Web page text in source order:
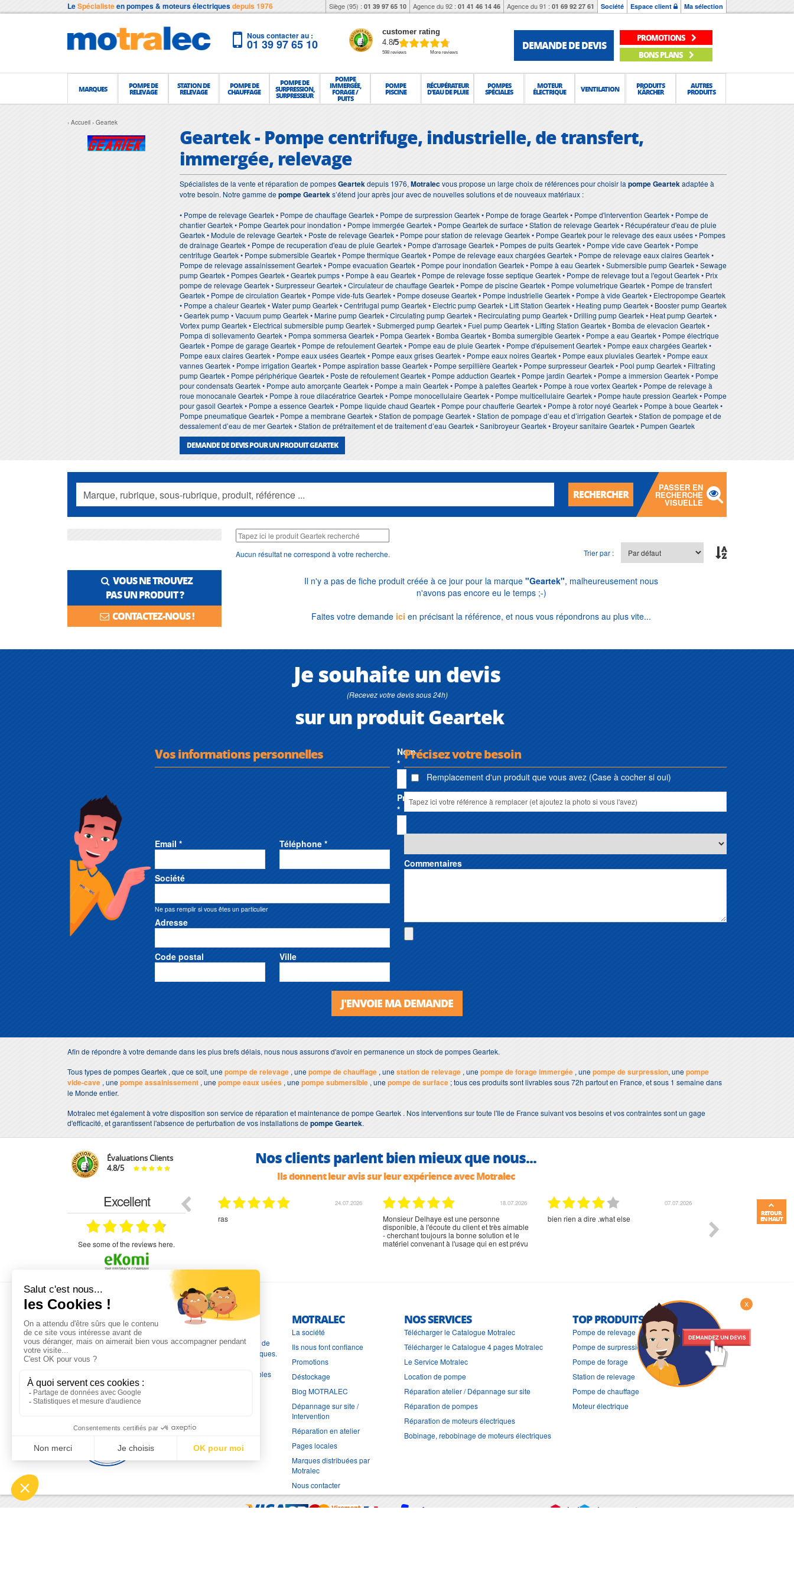
LeSpécialisteen pompes & moteurs électriquesdepuis 1976 Siège (95) : 01 39 97 65 10 Agence du 92 : 01 41 46 14 46 Agence du 91 : 01 69 92 27 61 Société Espace client Ma sélection
Nous contacter au :
01 39 97 65 10
customer rating
4.8/5
598 reviews More reviews
DEMANDE DE DEVIS
PROMOTIONS
BONS PLANS
MARQUES POMPE DE
RELEVAGE
STATION DE
RELEVAGE
POMPE DE
CHAUFFAGE
POMPE DE
SURPRESSION,
SURPRESSEUR
POMPE
IMMERGÉE,
FORAGE /
PUITS
POMPE
PISCINE
RÉCUPÉRATEUR
D'EAU DE PLUIE
POMPES
SPÉCIALES
MOTEUR
ÉLECTRIQUE VENTILATION PRODUITS
KÄRCHER
AUTRES
PRODUITS
Accueil Geartek
Geartek - Pompe centrifuge, industrielle, de transfert,
immergée, relevage
Spécialistes de la vente et réparation de pompesGeartekdepuis 1976, Motralecvous propose un large choix de références pour choisir la pompe Geartekadaptée à
votre besoin. Notre gamme depompe Gearteks’étend jour après jour avec de nouvelles solutions et de nouveaux matériaux :
• Pompe de relevage Geartek • Pompe de chauffage Geartek • Pompe de surpression Geartek • Pompe de forage Geartek • Pompe d'intervention Geartek • Pompe de
chantier Geartek • Pompe Geartek pour inondation • Pompe immergée Geartek • Pompe Geartek de surface • Station de relevage Geartek • Récupérateur d'eau de pluie
Geartek • Module de relevage Geartek • Poste de relevage Geartek • Pompe pour station de relevage Geartek • Pompe Geartek pour le relevage des eaux usées • Pompes
de drainage Geartek • Pompe de recuperation d'eau de pluie Geartek • Pompe d'arrosage Geartek • Pompes de puits Geartek • Pompe vide cave Geartek • Pompe
centrifuge Geartek • Pompe submersible Geartek • Pompe thermique Geartek • Pompe de relevage eaux chargées Geartek • Pompe de relevage eaux claires Geartek •
Pompe de relevage assainissement Geartek • Pompe evacuation Geartek • Pompe pour inondation Geartek • Pompe à eau Geartek • Submersible pump Geartek • Sewage
pump Geartek • Pompes Geartek • Geartek pumps • Pompe à eau Geartek • Pompe de relevage fosse septique Geartek • Pompe de relevage tout a l'egout Geartek • Prix
pompe de relevage Geartek • Surpresseur Geartek • Circulateur de chauffage Geartek • Pompe de piscine Geartek • Pompe volumetrique Geartek • Pompe de transfert
Geartek • Pompe de circulation Geartek • Pompe vide-futs Geartek • Pompe doseuse Geartek • Pompe industrielle Geartek • Pompe à vide Geartek • Electropompe Geartek
• Pompe a chaleur Geartek • Water pump Geartek • Centrifugal pump Geartek • Electric pump Geartek • Lift Station Geartek • Heating pump Geartek • Booster pump Geartek
• Geartek pump • Vacuum pump Geartek • Marine pump Geartek • Circulating pump Geartek • Recirculating pump Geartek • Drilling pump Geartek • Heat pump Geartek •
Vortex pump Geartek • Electrical submersible pump Geartek • Submerged pump Geartek • Fuel pump Geartek • Lifting Station Geartek • Bomba de elevacion Geartek •
Pompa di sollevamento Geartek • Pompa sommersa Geartek • Pompa Geartek • Bomba Geartek • Bomba sumergible Geartek • Pompe a eau Geartek • Pompe électrique
Geartek • Pompe de garage Geartek • Pompe de refoulement Geartek • Pompe eau de pluie Geartek • Pompe d'épuisement Geartek • Pompe eaux chargées Geartek •
Pompe eaux claires Geartek • Pompe eaux usées Geartek • Pompe eaux grises Geartek • Pompe eaux noires Geartek • Pompe eaux pluviales Geartek • Pompe eaux
vannes Geartek • Pompe irrigation Geartek • Pompe aspiration basse Geartek • Pompe serpillière Geartek • Pompe surpresseur Geartek • Pool pump Geartek • Filtrating
pump Geartek • Pompe périphérique Geartek • Poste de refoulement Geartek • Pompe adduction Geartek • Pompe jardin Geartek • Pompe a immersion Geartek • Pompe
pour condensats Geartek • Pompe auto amorçante Geartek • Pompe a main Geartek • Pompe à palettes Geartek • Pompe à roue vortex Geartek • Pompe de relevage à
roue monocanale Geartek • Pompe à roue dilacératrice Geartek • Pompe monocellulaire Geartek • Pompe multicellulaire Geartek • Pompe haute pression Geartek • Pompe
pour gasoil Geartek • Pompe a essence Geartek • Pompe liquide chaud Geartek • Pompe pour chaufferie Geartek • Pompe à rotor noyé Geartek • Pompe à boue Geartek •
Pompe pneumatique Geartek • Pompe a membrane Geartek • Station de pompage Geartek • Station de pompage d’eau et d’irrigation Geartek • Station de pompage et de
dessalement d’eau de mer Geartek • Station de prétraitement et de traitement d’eau Geartek • Sanibroyeur Geartek • Broyeur sanitaire Geartek • Pumpen Geartek
DEMANDE DE DEVIS POUR UN PRODUIT GEARTEK
RECHERCHER
PASSER EN
RECHERCHE
VISUELLE
VOUS NE TROUVEZ
PAS UN PRODUIT ?
CONTACTEZ-NOUS !
Aucun résultat ne correspond à votre recherche. Trier par :
Il n'y a pas de fiche produit créée à ce jour pour la marque "Geartek", malheureusement nous
n'avons pas encore eu le temps ;-)
Faites votre demande ici en précisant la référence, et nous vous répondrons au plus vite...
Je souhaite un devis
(Recevez votre devis sous 24h)
sur un produit Geartek
Vos informations personnelles
Nom
*
Prénom
*
Email * Téléphone *
Société
Ne pas remplir si vous êtes un particulier
Adresse
Code postal Ville
Précisez votre besoin
Remplacement d'un produit que vous avez (Case à cocher si oui)
Commentaires
J'ENVOIE MA DEMANDE
Afin de répondre à votre demande dans les plus brefs délais, nous nous assurons d'avoir en permanence un stock de pompes Geartek.
Tous types de pompes Geartek , que ce soit, unepompe de relevage , unepompe de chauffage , unestation de relevage , unepompe de forage immergée , unepompe de surpression, unepompe
vide-cave , unepompe assainissement , unepompe eaux usées , unepompe submersible , unepompe de surface ; tous ces produits sont livrables sous 72h partout en France, et sous 1 semaine dans
le Monde entier.
Motralec met également à votre disposition son service de réparation et maintenance de pompe Geartek . Nos interventions sur toute l'Ile de France suivant vos besoins et vos contraintes sont un gage
d'efficacité, et garantissent l'absence de perturbation de vos installations depompe Geartek.
Évaluations Clients
4.8/5 Nos clients parlent bien mieux que nous...
Ils donnent leur avis sur leur expérience avec Motralec
Excellent
see some of the reviews here.
07.07.2026
bien rien a dire .what else
02.07.2026
RAS
02.07.2026
rien à signaler, très content
01.07.2026
Commande et délais parfait Très bon suivi et très
L'EXPERTISE MOTRALEC
Depuis 1976, nous sommes
Franceen pompes de relevage, station de relevage, pompe de
chauffage, suppression, forage, immergée et moteurs électriques.
Nous assurons
, tout en travaillant avec les marques les plus fiables
du marché.
MOTRALEC
La société
Ils nous font confiance
Promotions
Déstockage
Blog MOTRALEC
Dépannage sur site /
Intervention
Réparation en atelier
Pages locales
Marques distribuées par
Motralec
Nous contacter
NOS SERVICES
Télécharger le Catalogue Motralec
Télécharger le Catalogue 4 pages Motralec
Le Service Motralec
Location de pompe
Réparation atelier / Dépannage sur site
Réparation de pompes
Réparation de moteurs électriques
Bobinage, rebobinage de moteurs électriques
TOP PRODUITS
Pompe de relevage
Pompe de surpression
Pompe de forage
Station de relevage
Pompe de chauffage
Moteur électrique
X
RETOUR
EN HAUT